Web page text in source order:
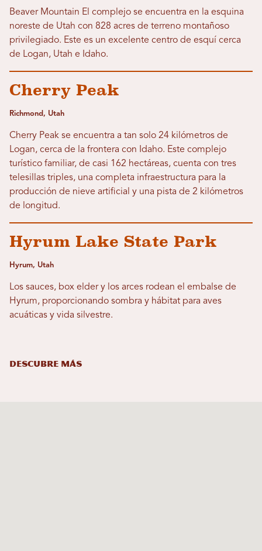
Beaver Mountain El complejo se encuentra en la esquina
noreste de Utah con 828 acres de terreno montañoso
privilegiado. Este es un excelente centro de esquí cerca
de Logan, Utah e Idaho.
Cherry Peak
Richmond, Utah
Cherry Peak se encuentra a tan solo 24 kilómetros de
Logan, cerca de la frontera con Idaho. Este complejo
turístico familiar, de casi 162 hectáreas, cuenta con tres
telesillas triples, una completa infraestructura para la
producción de nieve artificial y una pista de 2 kilómetros
de longitud.
Hyrum Lake State Park
Hyrum, Utah
Los sauces, box elder y los arces rodean el embalse de
Hyrum, proporcionando sombra y hábitat para aves
acuáticas y vida silvestre.
DESCUBRE MÁS